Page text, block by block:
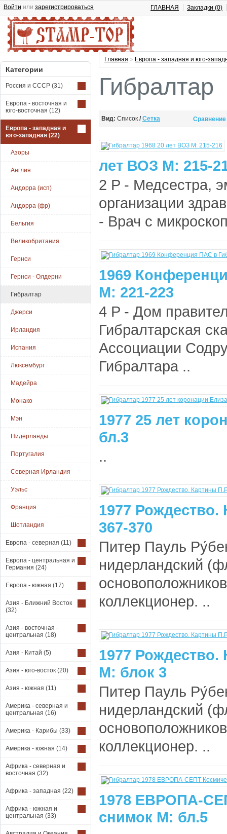
Войти или зарегистрироваться ГЛАВНАЯ Закладки (0)
Категории
Россия и СССР (31)
Европа - восточная и
юго-восточная (12)
Европа - западная и
юго-западная (22)
Азоры
Англия
Андорра (исп)
Андорра (фр)
Бельгия
Великобритания
Гернси
Гернси - Олдерни
Гибралтар
Джерси
Ирландия
Испания
Люксембург
Мадейра
Монако
Мэн
Нидерланды
Португалия
Северная Ирландия
Уэльс
Франция
Шотландия
Европа - северная (11)
Европа - центральная и
Германия (24)
Европа - южная (17)
Азия - Ближний Восток
(32)
Азия - восточная -
центральная (18)
Азия - Китай (5)
Азия - юго-восток (20)
Азия - южная (11)
Америка - северная и
центральная (16)
Америка - Карибы (33)
Америка - южная (14)
Африка - северная и
восточная (32)
Африка - западная (22)
Африка - южная и
центральная (33)
Главная » Европа - западная и юго-
Гибралтар
Вид: Список / Сетка Сравнение
лет ВОЗ M: 215-
2 P - Медсестра,
организации
- Врач с
1969
М: 221-223
4 P - Дом
Гибралтарская
Ассоциации
Гибралтара ..
1977 25 лет
бл.3
..
1977
367-370
Питер Пауль
нидерландский
коллекционер. ..
1977
М: блок 3
Питер Пауль
нидерландский
коллекционер. ..
1978 ЕВРОПА-
снимок M: бл.5